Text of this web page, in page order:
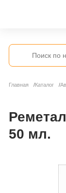
Главная Каталог
50 мл.